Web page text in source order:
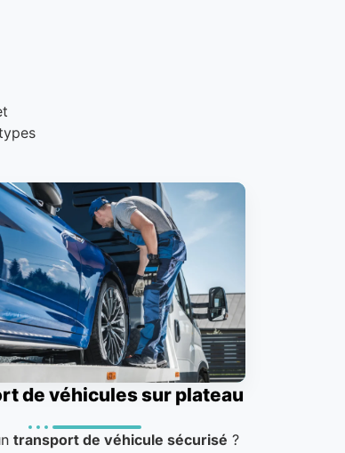
de véhicules sur plateau
transport de véhicule sécurisé ?